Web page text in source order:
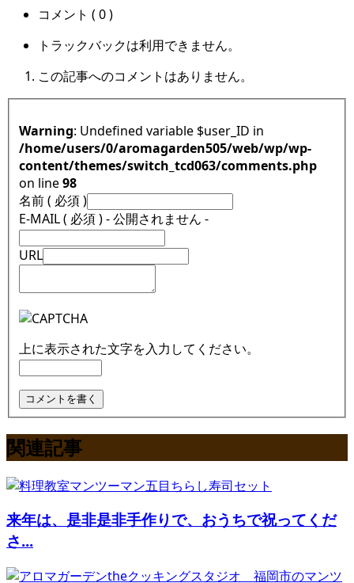
コメント ( 0 )
トラックバックは利用できません。
この記事へのコメントはありません。
Warning : Undefined variable $user_ID in
/home/users/0/aromagarden505/web/wp/wp-
content/themes/switch_tcd063/comments.php
on line98
名前 ( 必須 )
E-MAIL ( 必須 ) - 公開されません -
URL
上に表示された文字を入力してください。
関連記事
来年は、是非是非手作りで、おうちで祝ってくだ
さ...